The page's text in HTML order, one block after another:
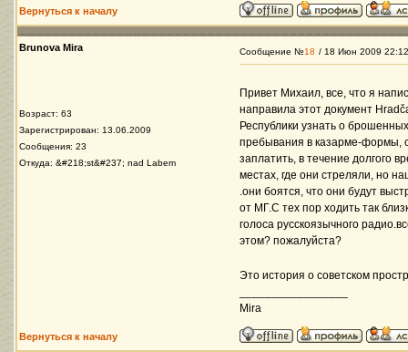
Вернуться к началу
Brunova Mira
Возраст: 63
Зарегистрирован: 13.06.2009
Сообщения: 23
Откуда: &#218;st&#237; nad Labem
Сообщение №18 / 18 Июн 2009 22:12
Привет Михаил, все, что я
направилa этот документ
Республики узнать о
пребывания в казарме-формы,
заплатить, в течение долгого
местах, где они стреляли, но
.они боятся, что они будут
от МГ.С тех пор ходить так
голоса русскоязычного
этом? пожалуйста?
Это история о советском
Mira
Вернуться к началу